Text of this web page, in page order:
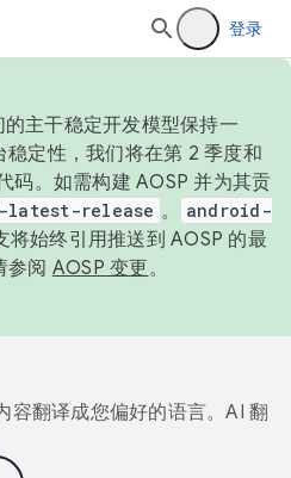
登录
主干稳定开发模型保持一
定性，我们将在第 2 季度和
码。如需构建 AOSP 并为其贡
latest-release 。
android-
将始终引用推送到 AOSP 的最
参阅 AOSP 变更。
容翻译成您偏好的语言。AI 翻